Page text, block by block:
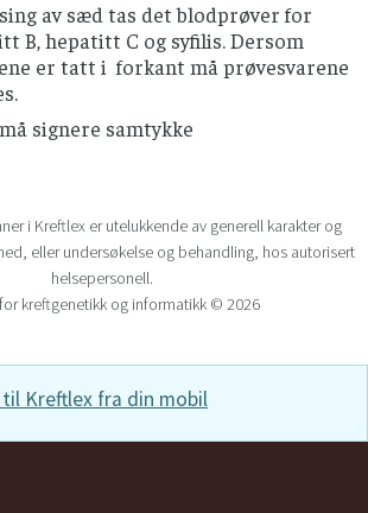
av sæd tas det blodprøver for
B, hepatitt C og syfilis. Dersom
er tatt i forkant må prøvesvarene
signere samtykke
i Kreftlex er utelukkende av generell karakter og
eller undersøkelse og behandling, hos autorisert
helsepersonell.
kreftgenetikk og informatikk © 2026
til Kreftlex fra din mobil